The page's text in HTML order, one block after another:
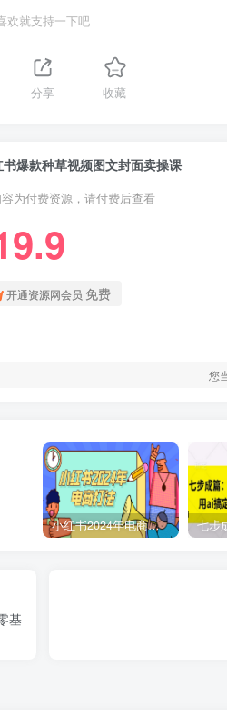
欢就支持一下吧
分享 收藏
书爆款种草视频图文封面卖操课
为付费资源，请付费后查看
开通资源网会员 免费
您
小红书2024年电商打法，手把手教你如何打爆小红书店铺
基